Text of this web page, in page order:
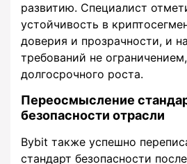
развитию. Специалист
устойчивость в
доверия и прозрачности, и
требований не
долгосрочного роста.
Переосмысление
безопасности отрасли
Bybit также успешно
стандарт безопасности